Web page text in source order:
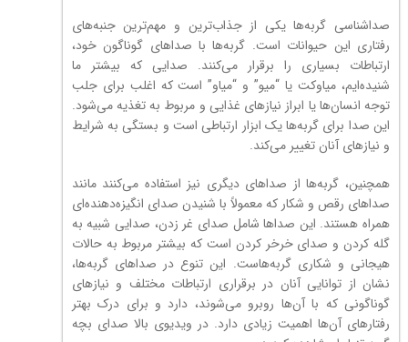
صداشناسی گربه‌ها یکی از جذاب‌ترین و مهم‌ترین جنبه‌های
رفتاری این حیوانات است. گربه‌ها با صداهای گوناگون خود،
ارتباطات بسیاری را برقرار می‌کنند. صدایی که بیشتر ما
شنیده‌ایم، میاوکت یا “میو” و “میاو” است که اغلب برای جلب
توجه انسان‌ها یا ابراز نیازهای غذایی و مربوط به تغذیه می‌شود.
این صدا برای گربه‌ها یک ابزار ارتباطی است و بستگی به شرایط
و نیازهای آنان تغییر می‌کند.
همچنین، گربه‌ها از صداهای دیگری نیز استفاده می‌کنند مانند
صداهای رقص و شکار که معمولاً با شنیدن صدای انگیزه‌دهنده‌ای
همراه هستند. این صداها شامل صدای غر زدن، صدایی شبیه به
گله کردن و صدای خرخر کردن است که بیشتر مربوط به حالات
هیجانی و شکاری گربه‌هاست. این تنوع در صداهای گربه‌ها،
نشان از توانایی آنان در برقراری ارتباطات مختلف و نیازهای
گوناگونی که با آن‌ها روبرو می‌شوند، دارد و برای درک بهتر
رفتارهای آن‌ها اهمیت زیادی دارد. در ویدیوی بالا صدای بچه